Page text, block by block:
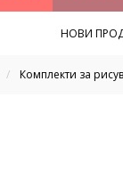
НОВИ
Комплекти за